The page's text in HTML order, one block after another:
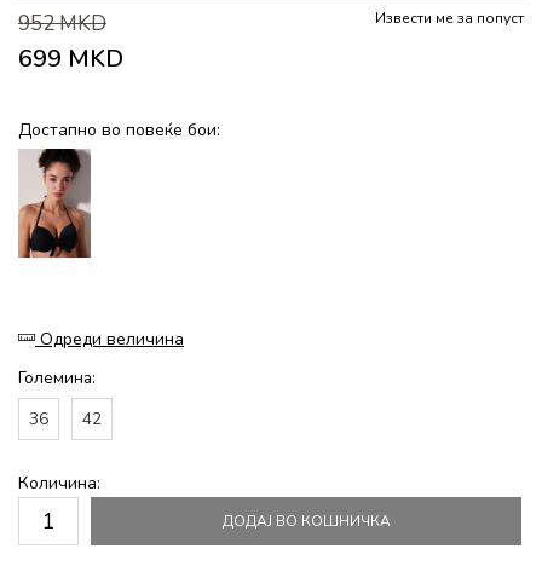
952MKD
699 MKD
Извести ме за попуст
Достапно во повеќе бои:
Одреди величина
Големина:
36
42
Количина:
ДОДАЈ ВО КОШНИЧКА